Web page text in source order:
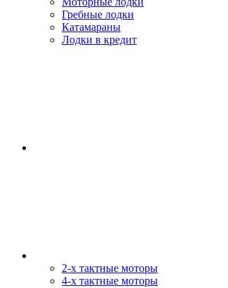
Гребные лодки
Катамараны
Лодки в кредит
2-х тактные моторы
4-х тактные моторы